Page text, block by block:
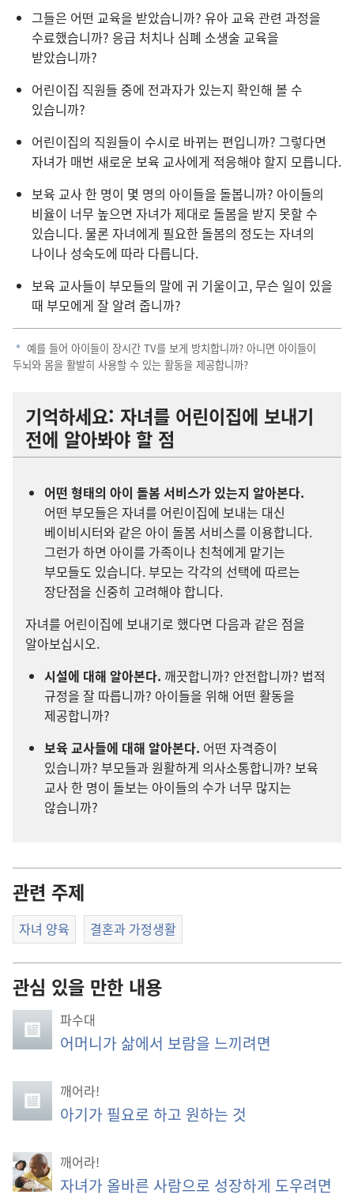
그들은 어떤 교육을 받았습니까? 유아 교육 관련 과정을
수료했습니까? 응급 처치나 심폐 소생술 교육을
받았습니까?
어린이집 직원들 중에 전과자가 있는지 확인해 볼 수
있습니까?
어린이집의 직원들이 수시로 바뀌는 편입니까? 그렇다면
자녀가 매번 새로운 보육 교사에게 적응해야 할지 모릅니다.
보육 교사 한 명이 몇 명의 아이들을 돌봅니까? 아이들의
비율이 너무 높으면 자녀가 제대로 돌봄을 받지 못할 수
있습니다. 물론 자녀에게 필요한 돌봄의 정도는 자녀의
나이나 성숙도에 따라 다릅니다.
보육 교사들이 부모들의 말에 귀 기울이고, 무슨 일이 있을
때 부모에게 잘 알려 줍니까?
a 예를 들어 아이들이 장시간 TV를 보게 방치합니까? 아니면 아이들이
두뇌와 몸을 활발히 사용할 수 있는 활동을 제공합니까?
기억하세요: 자녀를 어린이집에 보내기
전에 알아봐야 할 점
어떤 형태의 아이 돌봄 서비스가 있는지 알아본다.
어떤 부모들은 자녀를 어린이집에 보내는 대신
베이비시터와 같은 아이 돌봄 서비스를 이용합니다.
그런가 하면 아이를 가족이나 친척에게 맡기는
부모들도 있습니다. 부모는 각각의 선택에 따르는
장단점을 신중히 고려해야 합니다.
자녀를 어린이집에 보내기로 했다면 다음과 같은 점을
알아보십시오.
시설에 대해 알아본다. 깨끗합니까? 안전합니까? 법적
규정을 잘 따릅니까? 아이들을 위해 어떤 활동을
제공합니까?
보육 교사들에 대해 알아본다. 어떤 자격증이
있습니까? 부모들과 원활하게 의사소통합니까? 보육
교사 한 명이 돌보는 아이들의 수가 너무 많지는
않습니까?
관련 주제
자녀 양육 결혼과 가정생활
관심 있을 만한 내용
파수대
어머니가 삶에서 보람을 느끼려면
깨어라!
아기가 필요로 하고 원하는 것
깨어라!
자녀가 올바른 사람으로 성장하게 도우려면